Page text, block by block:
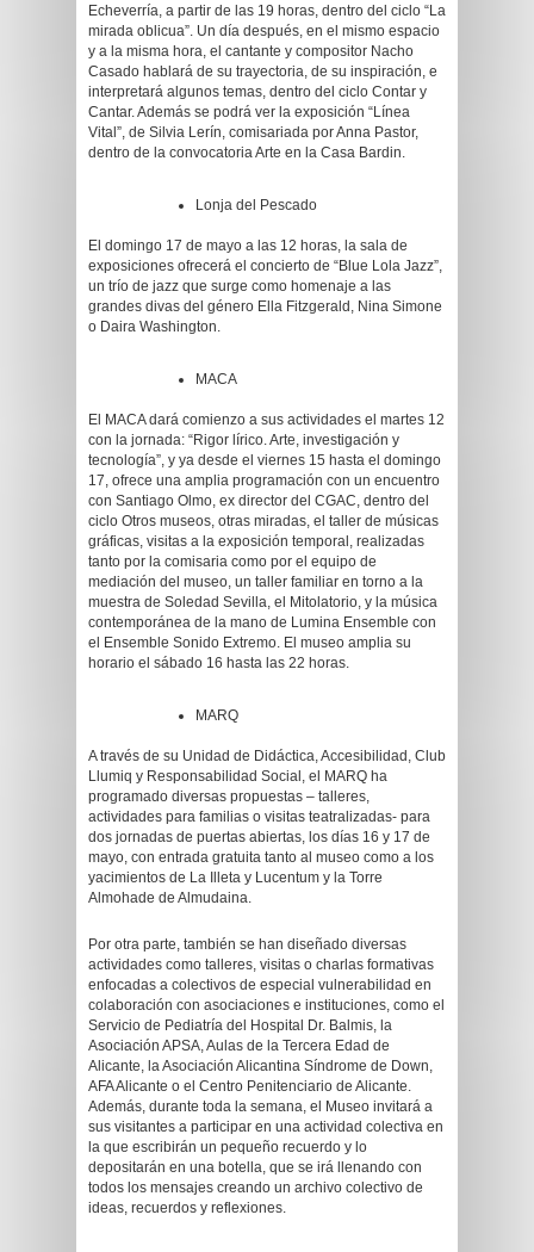
Echeverría, a partir de las 19 horas, dentro del ciclo “La
mirada oblicua”. Un día después, en el mismo espacio
y a la misma hora, el cantante y compositor Nacho
Casado hablará de su trayectoria, de su inspiración, e
interpretará algunos temas, dentro del ciclo Contar y
Cantar. Además se podrá ver la exposición “Línea
Vital”, de Silvia Lerín, comisariada por Anna Pastor,
dentro de la convocatoria Arte en la Casa Bardin.
Lonja del Pescado
El domingo 17 de mayo a las 12 horas, la sala de
exposiciones ofrecerá el concierto de “Blue Lola Jazz”,
un trío de jazz que surge como homenaje a las
grandes divas del género Ella Fitzgerald, Nina Simone
o Daira Washington.
MACA
El MACA dará comienzo a sus actividades el martes 12
con la jornada: “Rigor lírico. Arte, investigación y
tecnología”, y ya desde el viernes 15 hasta el domingo
17, ofrece una amplia programación con un encuentro
con Santiago Olmo, ex director del CGAC, dentro del
ciclo Otros museos, otras miradas, el taller de músicas
gráficas, visitas a la exposición temporal, realizadas
tanto por la comisaria como por el equipo de
mediación del museo, un taller familiar en torno a la
muestra de Soledad Sevilla, el Mitolatorio, y la música
contemporánea de la mano de Lumina Ensemble con
el Ensemble Sonido Extremo. El museo amplia su
horario el sábado 16 hasta las 22 horas.
MARQ
A través de su Unidad de Didáctica, Accesibilidad, Club
Llumiq y Responsabilidad Social, el MARQ ha
programado diversas propuestas – talleres,
actividades para familias o visitas teatralizadas- para
dos jornadas de puertas abiertas, los días 16 y 17 de
mayo, con entrada gratuita tanto al museo como a los
yacimientos de La Illeta y Lucentum y la Torre
Almohade de Almudaina.
Por otra parte, también se han diseñado diversas
actividades como talleres, visitas o charlas formativas
enfocadas a colectivos de especial vulnerabilidad en
colaboración con asociaciones e instituciones, como el
Servicio de Pediatría del Hospital Dr. Balmis, la
Asociación APSA, Aulas de la Tercera Edad de
Alicante, la Asociación Alicantina Síndrome de Down,
AFA Alicante o el Centro Penitenciario de Alicante.
Además, durante toda la semana, el Museo invitará a
sus visitantes a participar en una actividad colectiva en
la que escribirán un pequeño recuerdo y lo
depositarán en una botella, que se irá llenando con
todos los mensajes creando un archivo colectivo de
ideas, recuerdos y reflexiones.